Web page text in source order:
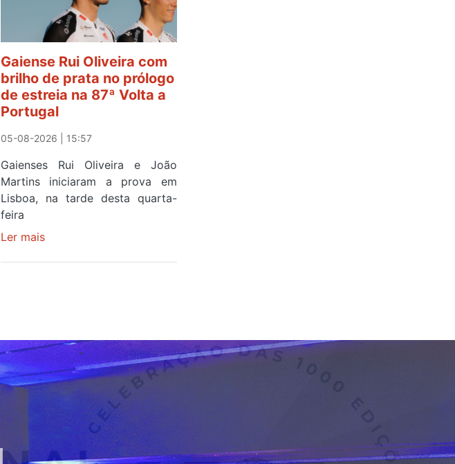
Gaiense Rui Oliveira com
brilho de prata no prólogo
de estreia na 87ª Volta a
Portugal
05-08-2026 | 15:57
Gaienses Rui Oliveira e João
Martins iniciaram a prova em
Lisboa, na tarde desta quarta-
feira
Ler maissobre
de
no
prólogo
de
87ª